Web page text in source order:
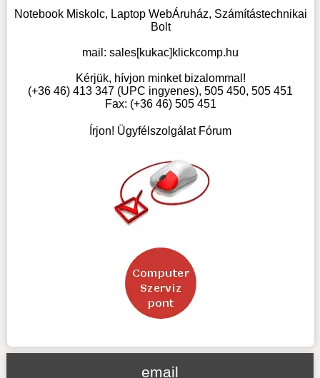
Notebook Miskolc, Laptop WebÁruház, Számítástechnikai
Bolt
mail:sales[kukac]klickcomp.hu
Kérjük, hívjon minket bizalommal!
(+36 46) 413 347 (UPC ingyenes), 505 450, 505 451
Fax: (+36 46) 505 451
Írjon! Ügyfélszolgálat Fórum
email